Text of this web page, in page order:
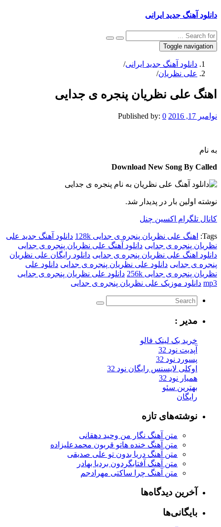
دانلود آهنگ جدید ایرانی
Toggle navigation
دانلود آهنگ جدید ایرانی/
علی نظریان/
اهنگ علی نظریان پنجره ی جدایی
نوامبر 17, 2016 Published by: 0
به نام
Download New Song By Called
نوشته اولین بار در پدیدار شد.
کانال تلگرام اکسین چنل
Tags: اهنگ علی نظریان پنجره ی جدایی 128k
دانلود آهنگ جدید علی
نظریان پنجره ی جدایی دانلود آهنگ علی نظریان پنجره ی جدایی
دانلود اهنگ علی نظریان پنجره ی جدایی دانلود رایگان علی نظریان
پنجره ی جدایی دانلود علی نظریان پنجره ی جدایی دانلود علی
نظریان پنجره ی جدایی 256k
دانلود علی نظریان پنجره ی جدایی
mp3 دانلود موزیک علی نظریان پنجره ی جدایی
مدیر :
خرید بک لینک فالو
آپدیت نود 32
پسورد نود 32
اوکلی لایسنس رایگان نود 32
همیار نود 32
بهترین سئو
رایگان
نوشته‌های تازه
متن آهنگ نگار من وحید دهقانی
متن آهنگ خنده هاتو قربون محمدعلیزاده
متن آهنگ دریا بدون تو علی صدیقی
متن آهنگ آفتابگردون بردیا بهادر
متن آهنگ چرا ساکتی مهرادجم
آخرین دیدگاه‌ها
بایگانی‌ها